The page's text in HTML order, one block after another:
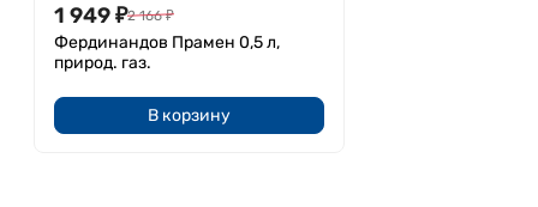
1 949₽2 166 ₽
Фердинандов Прамен 0,5 л,
природ. газ.
В корзину